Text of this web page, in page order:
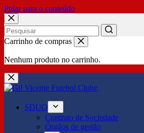
Pular para o conteúdo
No
Carrinho de compras
Nenhum produto no carrinho.
SDUQ
Contrato de Sociedade
Órgãos de gestão